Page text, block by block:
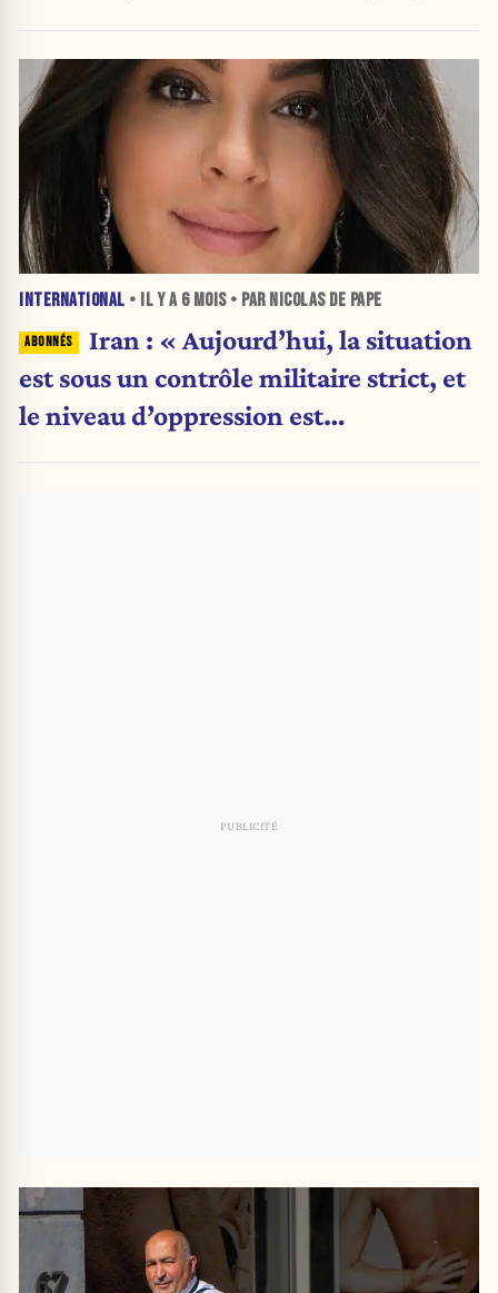
INTERNATIONAL • IL Y A 6 MOIS• PAR NICOLAS DE PAPE
Iran : « Aujourd’hui, la situation
est sous un contrôle militaire strict, et
le niveau d’oppression est